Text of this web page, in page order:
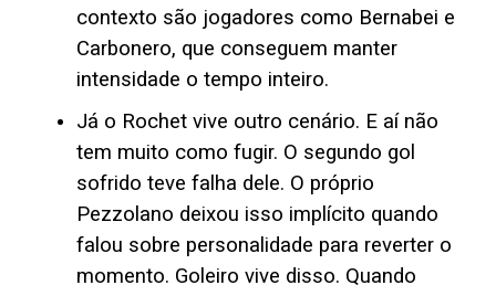
contexto são jogadores como Bernabei e
Carbonero, que conseguem manter
intensidade o tempo inteiro.
Já o Rochet vive outro cenário. E aí não
tem muito como fugir. O segundo gol
sofrido teve falha dele. O próprio
Pezzolano deixou isso implícito quando
falou sobre personalidade para reverter o
momento. Goleiro vive disso. Quando